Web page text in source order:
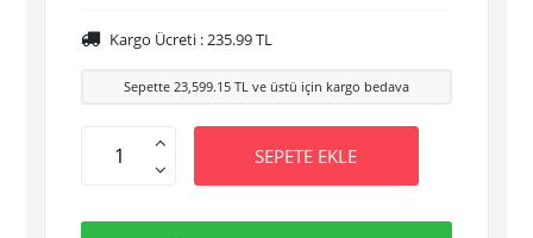
Kargo Ücreti :235.99TL
Sepette 23,599.15TL ve üstü için kargo bedava
SEPETE EKLE